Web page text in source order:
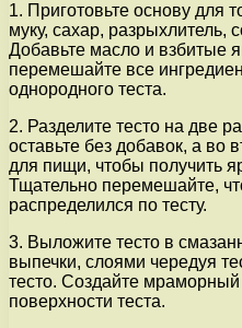
1. Приготовьте основу для
муку, сахар, разрыхлитель,
Добавьте масло и взбитые
перемешайте все
однородного теста.
2. Разделите тесто на две
оставьте без добавок, а во
для пищи, чтобы получить
Тщательно перемешайте,
распределился по тесту.
3. Выложите тесто в
выпечки, слоями чередуя
тесто. Создайте
поверхности теста.